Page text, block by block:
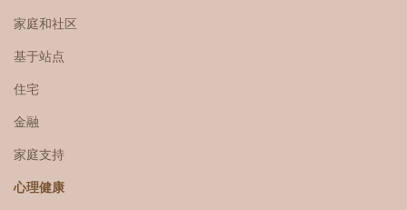
家庭和社区
基于站点
住宅
金融
家庭支持
心理健康